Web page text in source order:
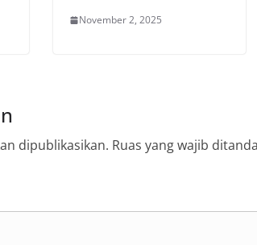
November 2, 2025
dipublikasikan. Ruas yang wajib